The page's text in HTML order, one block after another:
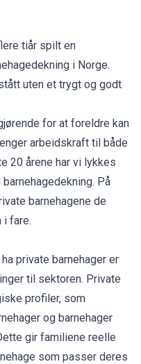
tiår spilt en
i Norge.
uten et trygt og godt
for at foreldre kan
arbeidskraft til både
20 årene har vi lykkes
På
barnehagene de
i fare.
private barnehager er
til sektoren. Private
profiler, som
og barnehager
gir familiene reelle
som passer deres